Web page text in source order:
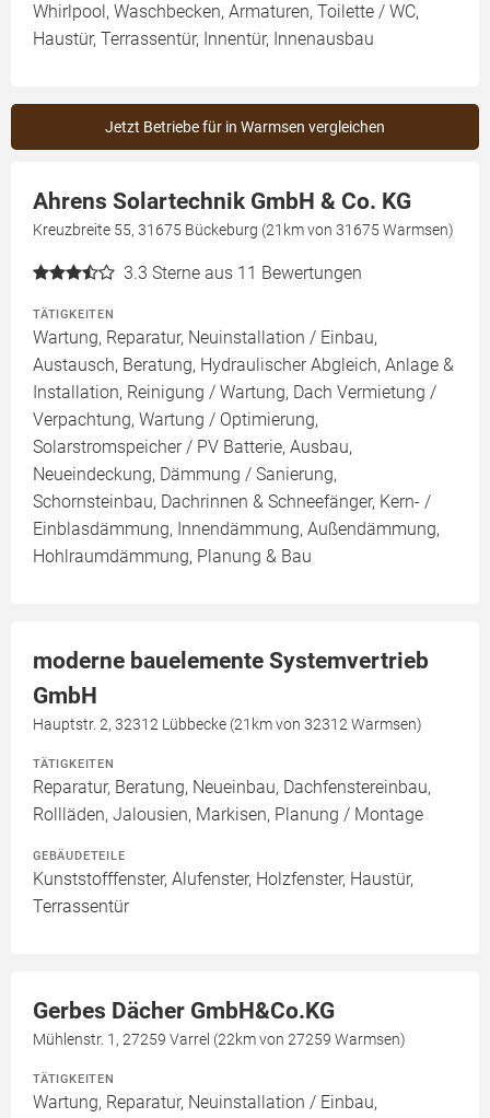
Whirlpool, Waschbecken, Armaturen, Toilette / WC,
Haustür, Terrassentür, Innentür, Innenausbau
Jetzt Betriebe für in Warmsen vergleichen
Ahrens Solartechnik GmbH & Co. KG
Kreuzbreite 55, 31675 Bückeburg (21km von 31675 Warmsen)
3.3 Sterne aus 11 Bewertungen
TÄTIGKEITEN
Wartung, Reparatur, Neuinstallation / Einbau,
Austausch, Beratung, Hydraulischer Abgleich, Anlage &
Installation, Reinigung / Wartung, Dach Vermietung /
Verpachtung, Wartung / Optimierung,
Solarstromspeicher / PV Batterie, Ausbau,
Neueindeckung, Dämmung / Sanierung,
Schornsteinbau, Dachrinnen & Schneefänger, Kern- /
Einblasdämmung, Innendämmung, Außendämmung,
Hohlraumdämmung, Planung & Bau
moderne bauelemente Systemvertrieb
GmbH
Hauptstr. 2, 32312 Lübbecke (21km von 32312 Warmsen)
TÄTIGKEITEN
Reparatur, Beratung, Neueinbau, Dachfenstereinbau,
Rollläden, Jalousien, Markisen, Planung / Montage
GEBÄUDETEILE
Kunststofffenster, Alufenster, Holzfenster, Haustür,
Terrassentür
Gerbes Dächer GmbH&Co.KG
Mühlenstr. 1, 27259 Varrel (22km von 27259 Warmsen)
TÄTIGKEITEN
Wartung, Reparatur, Neuinstallation / Einbau,